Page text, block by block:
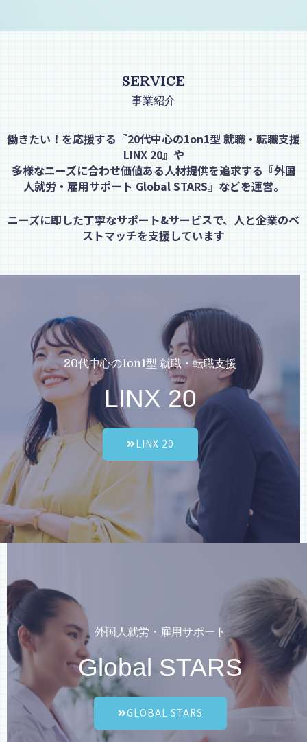
SERVICE
事業紹介
働きたい！を応援する『20代中心の1on1型 就職・転職支援
LINX 20』や
多様なニーズに合わせ価値ある人材提供を追求する『外国
人就労・雇用サポート Global STARS』などを運営。
ニーズに即した丁寧なサポート&サービスで、人と企業のベ
ストマッチを支援しています
20代中心の1on1型 就職・転職支援
LINX 20
LINX 20
外国人就労・雇用サポート
Global STARS
GLOBAL STARS